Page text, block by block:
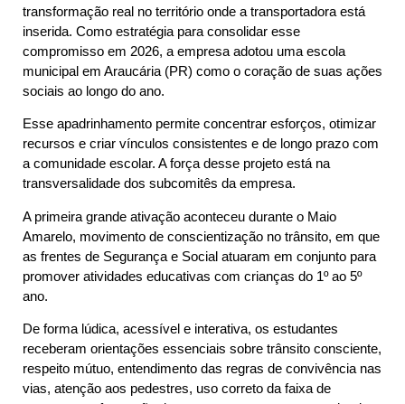
transformação real no território onde a transportadora está
inserida. Como estratégia para consolidar esse
compromisso em 2026, a empresa adotou uma escola
municipal em Araucária (PR) como o coração de suas ações
sociais ao longo do ano.
Esse apadrinhamento permite concentrar esforços, otimizar
recursos e criar vínculos consistentes e de longo prazo com
a comunidade escolar. A força desse projeto está na
transversalidade dos subcomitês da empresa.
A primeira grande ativação aconteceu durante o Maio
Amarelo, movimento de conscientização no trânsito, em que
as frentes de Segurança e Social atuaram em conjunto para
promover atividades educativas com crianças do 1º ao 5º
ano.
De forma lúdica, acessível e interativa, os estudantes
receberam orientações essenciais sobre trânsito consciente,
respeito mútuo, entendimento das regras de convivência nas
vias, atenção aos pedestres, uso correto da faixa de